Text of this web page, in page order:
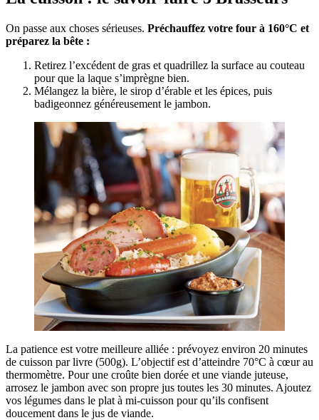
On passe aux choses sérieuses. Préchauffez votre four à 160°C et
préparez la bête :
Retirez l’excédent de gras et quadrillez la surface au couteau
pour que la laque s’imprègne bien.
Mélangez la bière, le sirop d’érable et les épices, puis
badigeonnez généreusement le jambon.
La patience est votre meilleure alliée : prévoyez environ 20 minutes
de cuisson par livre (500g). L’objectif est d’atteindre 70°C à cœur au
thermomètre. Pour une croûte bien dorée et une viande juteuse,
arrosez le jambon avec son propre jus toutes les 30 minutes. Ajoutez
vos légumes dans le plat à mi-cuisson pour qu’ils confisent
doucement dans le jus de viande.